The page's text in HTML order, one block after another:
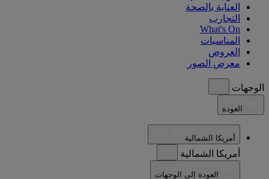
العناية بالصحة
التجارب
What's On
المناسبات
العروض
معرض الصور
الوجهات
أمريكا الشمالية
أمريكا الشمالية